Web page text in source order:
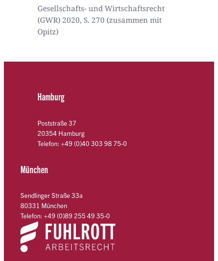
Gesellschafts- und Wirtschaftsrecht
(GWR) 2020, S. 270 (zusammen mit
Opitz)
Hamburg
Poststraße 37
20354 Hamburg
Telefon: +49 (0)40 303 98 75-0
München
Sendlinger Straße 33a
80331 München
Telefon: +49 (0)89 255 49 35-0